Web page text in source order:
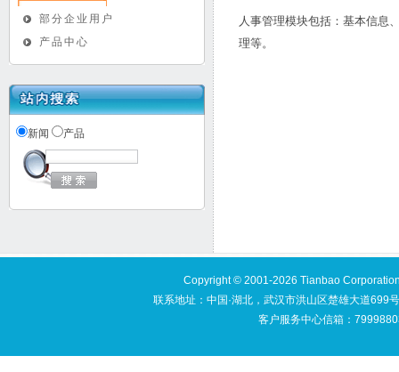
部分企业用户
产品中心
新闻 产品
人事管理模块包括：基本信息
理等。
Copyright © 2001-2026 Tianbao
联系地址：中国·湖北，武汉市洪山区楚雄大道
客户服务中心信箱：